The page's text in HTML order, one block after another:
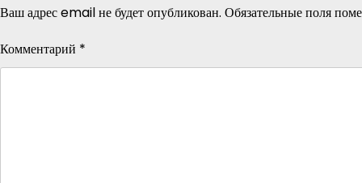
Ваш адрес email не будет опубликован. Обязательные поля
Комментарий *